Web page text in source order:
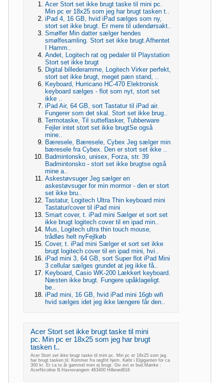
Acer Stort set ikke brugt taske til mini pc.
Min pc er 18x25 som jeg har brugt tasken t..
iPad 4, 16 GB, hvid iPad sælges som ny,
stort set ikke brugt. Er mere til udendørsakt..
Smølfer Min datter sælger hendes
smølfesamling. Stort set ikke brugt.Afhentet
I Hamm..
Andet, Logitech rat og pedaler til Playstation
Stort set ikke brugt
Digital billederamme, Logitech Virker perfekt,
stort set ikke brugt, meget pæn stand, ..
Keyboard, Hurricano HC-470 Elektronisk
keyboard sælges - flot som nyt, stort set
ikke ..
iPad Air, 64 GB, sort Tastatur til iPad air.
Fungerer som det skal. Stort set ikke brug..
Termotaske, Til sutteflasker, Tubberware
Fejler intet stort set ikke brugtSe også
mine..
Bæresele, Bæresele, Cybex Jeg sælger min
bæresele fra Cybex. Den er stort set ikke ..
Badmintonsko, unisex, Forza, str. 39
Badmintonsko - stort set ikke brugtse også
mine a..
Askestøvsuger Jeg sælger en
askestøvsuger for min mormor - den er stort
set ikke bru..
Tastatur, Logitech Ultra Thin keyboard mini
Tastatur/cover til iPad mini
Smart cover, t. iPad mini Sælger et sort set
ikke brugt logitech cover til en ipad min..
Mus, Logitech ultra thin touch mouse,
trådløs helt nyFejlkøb
Cover, t. iPad mini Sælger et sort set ikke
brugt logitech cover til en ipad mini, hvi..
iPad mini 3, 64 GB, sort Super flot iPad Mini
3 cellular sælges grundet at jeg ikke få..
Keyboard, Casio WK-200 Lækkert keyboard.
Næsten ikke brugt. Fungere upåklageligt.
be..
iPad mini, 16 GB, hvid iPad mini 16gb wifi
hvid sælges idet jeg ikke længere får den..
Acer Stort set ikke brugt taske til mini
pc. Min pc er 18x25 som jeg har brugt
tasken t..
Acer Stort set ikke brugt taske til mini pc. Min pc er 18x25 som jeg
har brugt tasken til. Kommer fra røgfrit hjem. Købt i Elgiganten for ca
300 kr. Er ca to år gammel men ej brugt. Giv evt er bud.Mærke :
AcerNicoline B.Havrevangem 463400 Hillerød616